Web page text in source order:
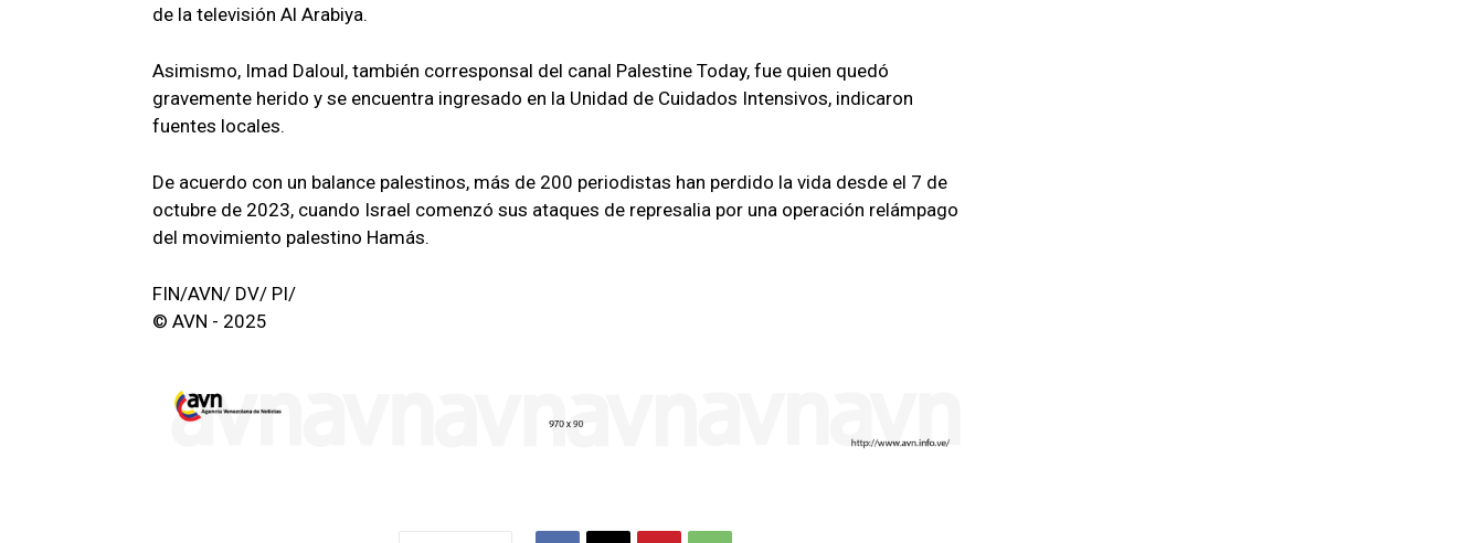
de la televisión Al Arabiya.
Asimismo, Imad Daloul, también corresponsal del canal Palestine Today, fue quien quedó
gravemente herido y se encuentra ingresado en la Unidad de Cuidados Intensivos, indicaron
fuentes locales.
De acuerdo con un balance palestinos, más de 200 periodistas han perdido la vida desde el 7 de
octubre de 2023, cuando Israel comenzó sus ataques de represalia por una operación relámpago
del movimiento palestino Hamás.
FIN/AVN/ DV/ PI/
© AVN - 2025